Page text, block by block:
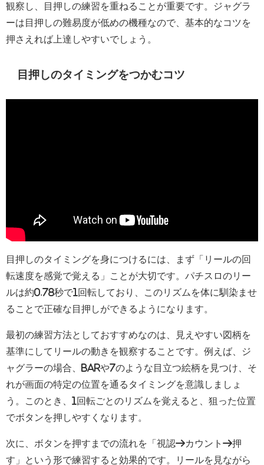
観察し、目押しの練習を重ねることが重要です。ジャグラ
ーは目押しの難易度が低めの機種なので、基本的なコツを
押さえれば上達しやすいでしょう。
目押しのタイミングをつかむコツ
目押しのタイミングを身につけるには、まず「リールの回
転速度を感覚で覚える」ことが大切です。パチスロのリー
ルは約0.78秒で1回転しており、このリズムを体に馴染ませ
ることで正確な目押しができるようになります。
最初の練習方法としておすすめなのは、見えやすい図柄を
基準にしてリールの動きを観察することです。例えば、ジ
ャグラーの場合、BARや7のような目立つ絵柄を見つけ、そ
れが画面の特定の位置を通るタイミングを意識しましょ
う。このとき、1回転ごとのリズムを覚えると、狙った位置
でボタンを押しやすくなります。
次に、ボタンを押すまでの流れを「視認→カウント→押
す」という形で練習すると効果的です。リールを見ながら